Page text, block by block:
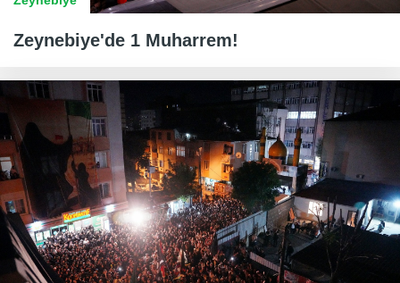
Zeynebiye'de 1 Muharrem!